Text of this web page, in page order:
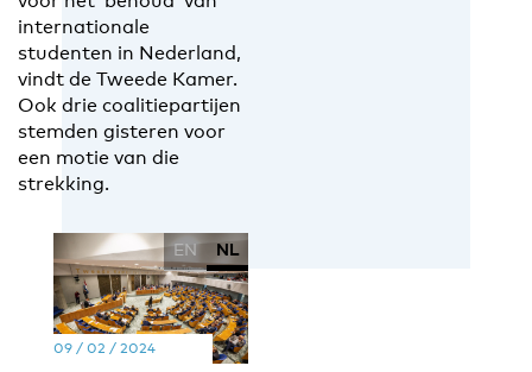
internationale
studenten in Nederland,
vindt de Tweede Kamer.
Ook drie coalitiepartijen
stemden gisteren voor
een motie van die
strekking.
EN NL
09 / 02 / 2024